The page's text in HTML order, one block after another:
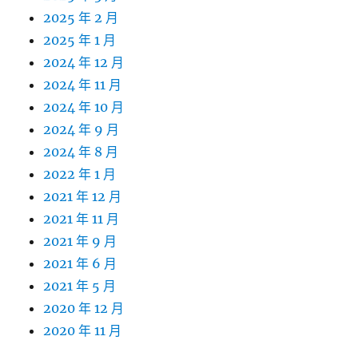
2025 年 2 月
2025 年 1 月
2024 年 12 月
2024 年 11 月
2024 年 10 月
2024 年 9 月
2024 年 8 月
2022 年 1 月
2021 年 12 月
2021 年 11 月
2021 年 9 月
2021 年 6 月
2021 年 5 月
2020 年 12 月
2020 年 11 月